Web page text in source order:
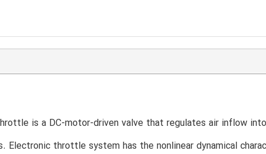
is a DC-motor-driven valve that regulates air inflow
Electronic throttle system has the nonlinear dynamical